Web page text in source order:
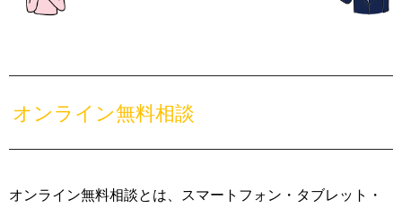
オンライン無料相談
オンライン無料相談とは、スマートフォン・タブレット・